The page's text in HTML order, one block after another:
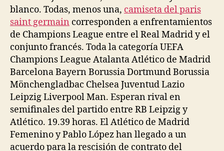
blanco. Todas, menos una, camiseta del paris
saint germain corresponden a enfrentamientos
de Champions League entre el Real Madrid y el
conjunto francés. Toda la categoría UEFA
Champions League Atalanta Atlético de Madrid
Barcelona Bayern Borussia Dortmund Borussia
Mönchengladbac Chelsea Juventud Lazio
Leipzig Liverpool Man. Esperan rival en
semifinales del partido entre RB Leipzig y
Atlético. 19.39 horas. El Atlético de Madrid
Femenino y Pablo López han llegado a un
acuerdo para la rescisión de contrato del